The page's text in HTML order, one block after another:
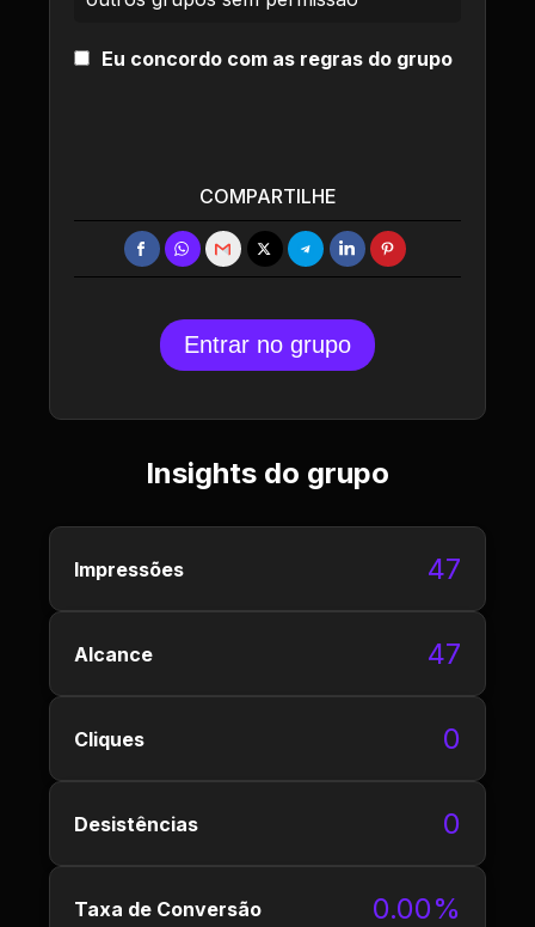
Eu concordo com as regras do grupo
COMPARTILHE
Entrar no grupo
Insights do grupo
Impressões 47
Alcance 47
Cliques 0
Desistências 0
Taxa de Conversão 0.00%